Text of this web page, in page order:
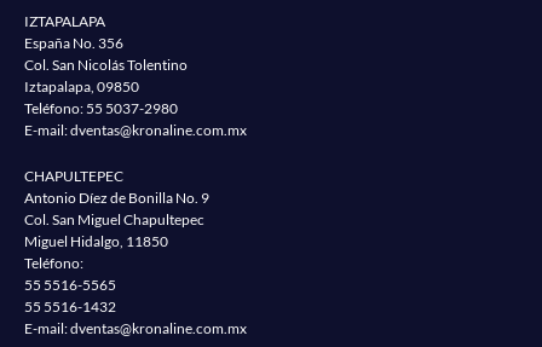
IZTAPALAPA
España No. 356
Col. San Nicolás Tolentino
Iztapalapa, 09850
Teléfono:55 5037-2980
E-mail:dventas@kronaline.com.mx
CHAPULTEPEC
Antonio Díez de Bonilla No. 9
Col. San Miguel Chapultepec
Miguel Hidalgo, 11850
Teléfono:
55 5516-5565
55 5516-1432
E-mail:dventas@kronaline.com.mx